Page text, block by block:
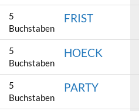
5
Buchstaben
FRIST
5
Buchstaben
HOECK
5
Buchstaben
PARTY